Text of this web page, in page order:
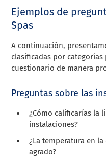
Ejemplos de
Spas
A continuación,
clasificadas por
cuestionario de manera
Preguntas sobre las
¿Cómo calificarías la
instalaciones?
¿La temperatura en
agrado?